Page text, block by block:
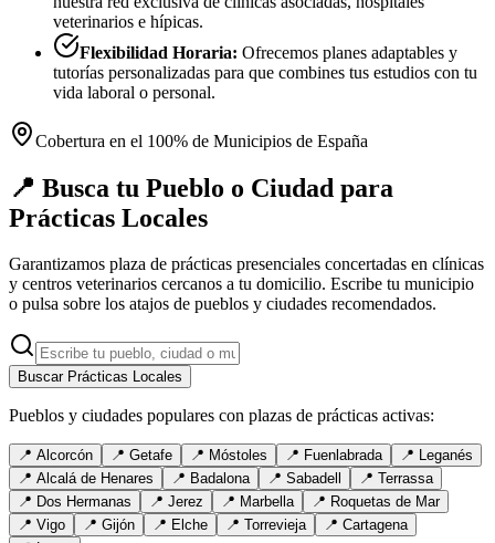
veterinarios e hípicas.
Flexibilidad Horaria: Ofrecemos planes adaptables y
tutorías personalizadas para que combines tus estudios con tu
vida laboral o personal.
Cobertura en el 100% de Municipios de España
📍 Busca tu Pueblo o Ciudad para
Prácticas Locales
Garantizamos plaza de prácticas presenciales concertadas en clínicas
y centros veterinarios cercanos a tu domicilio. Escribe tu municipio
o pulsa sobre los atajos de pueblos y ciudades recomendados.
Buscar Prácticas Locales
Pueblos y ciudades populares con plazas de prácticas activas:
📍 Alcorcón 📍 Getafe 📍 Móstoles 📍 Fuenlabrada 📍 Leganés
📍 Alcalá de Henares 📍 Badalona 📍 Sabadell 📍 Terrassa
📍 Dos Hermanas 📍 Jerez 📍 Marbella 📍 Roquetas de Mar
📍 Vigo 📍 Gijón 📍 Elche 📍 Torrevieja 📍 Cartagena